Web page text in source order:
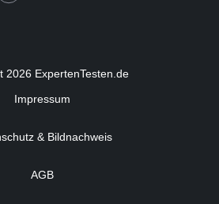
2026 ExpertenTesten.de
Impressum
& Bildnachweis
AGB